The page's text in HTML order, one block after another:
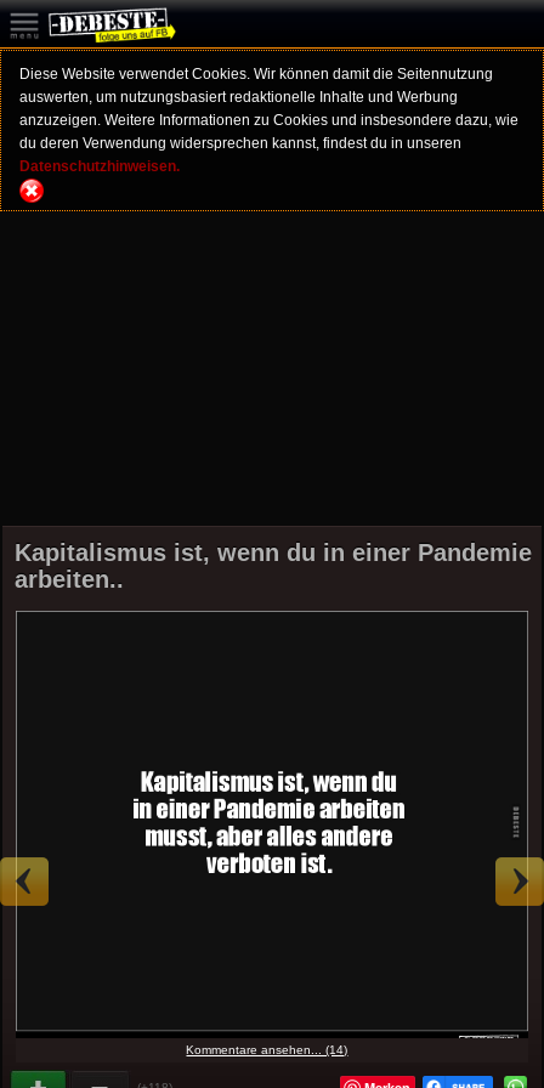
Diese Website verwendet Cookies. Wir können damit die Seitennutzung
auswerten, um nutzungsbasiert redaktionelle Inhalte und Werbung
anzuzeigen. Weitere Informationen zu Cookies und insbesondere dazu, wie
du deren Verwendung widersprechen kannst, findest du in unseren
Datenschutzhinweisen.
Kapitalismus ist, wenn du in einer Pandemie
arbeiten..
Kommentare ansehen... (14)